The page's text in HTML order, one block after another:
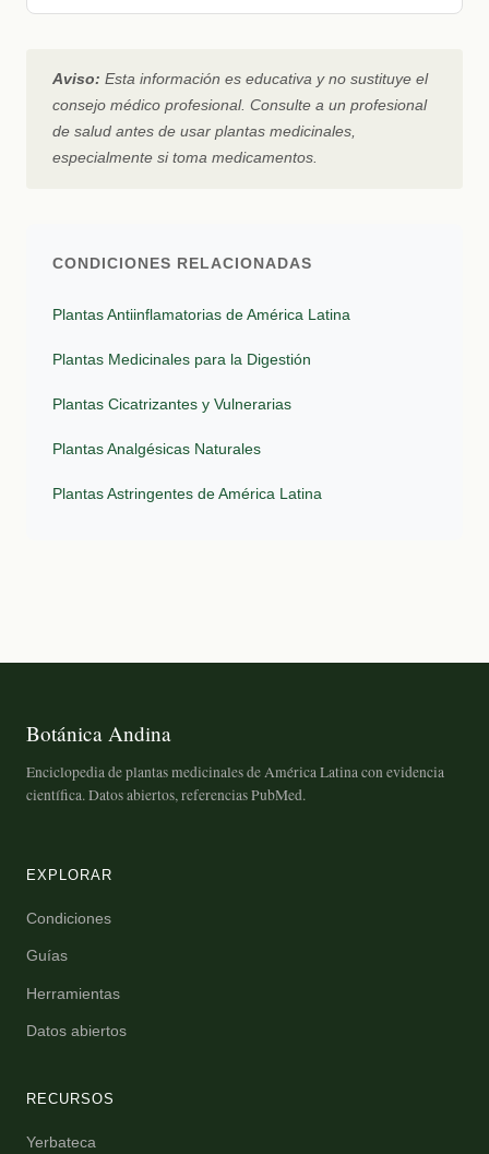
Aviso: Esta información es educativa y no sustituye el
consejo médico profesional. Consulte a un profesional
de salud antes de usar plantas medicinales,
especialmente si toma medicamentos.
CONDICIONES RELACIONADAS
Plantas Antiinflamatorias de América Latina
Plantas Medicinales para la Digestión
Plantas Cicatrizantes y Vulnerarias
Plantas Analgésicas Naturales
Plantas Astringentes de América Latina
Botánica Andina
Enciclopedia de plantas medicinales de América Latina con evidencia
científica. Datos abiertos, referencias PubMed.
EXPLORAR
Condiciones
Guías
Herramientas
Datos abiertos
RECURSOS
Yerbateca